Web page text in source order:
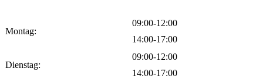
Montag:
09:00-12:00
14:00-17:00
Dienstag:
09:00-12:00
14:00-17:00